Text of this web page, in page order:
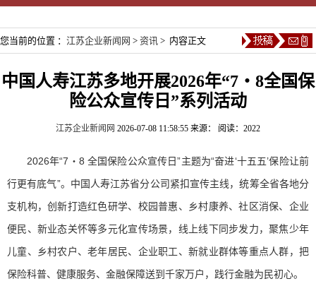
您当前的位置 ： 江苏企业新闻网 > 资讯 > 内容正文
中国人寿江苏多地开展2026年“7・8全国保
险公众宣传日”系列活动
江苏企业新闻网 2026-07-08 11:58:55 来源： 阅读：2022
2026年“7・8 全国保险公众宣传日”主题为“奋进‘十五五’保险让前
行更有底气”。中国人寿江苏省分公司紧扣宣传主线，统筹全省各地分
支机构，创新打造红色研学、校园普惠、乡村康养、社区消保、企业
便民、新业态关怀等多元化宣传场景，线上线下同步发力，聚焦少年
儿童、乡村农户、老年居民、企业职工、新就业群体等重点人群，把
保险科普、健康服务、金融保障送到千家万户，践行金融为民初心。